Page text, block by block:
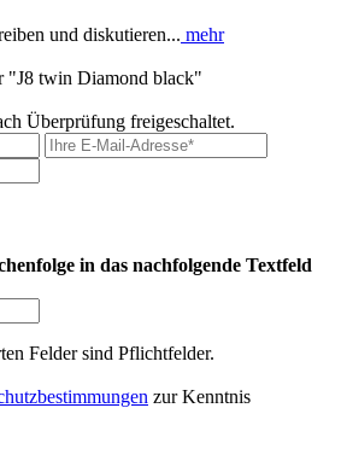
und diskutieren... mehr
"J8 twin Diamond black"
Überprüfung freigeschaltet.
in das nachfolgende Textfeld
Felder sind Pflichtfelder.
zur Kenntnis